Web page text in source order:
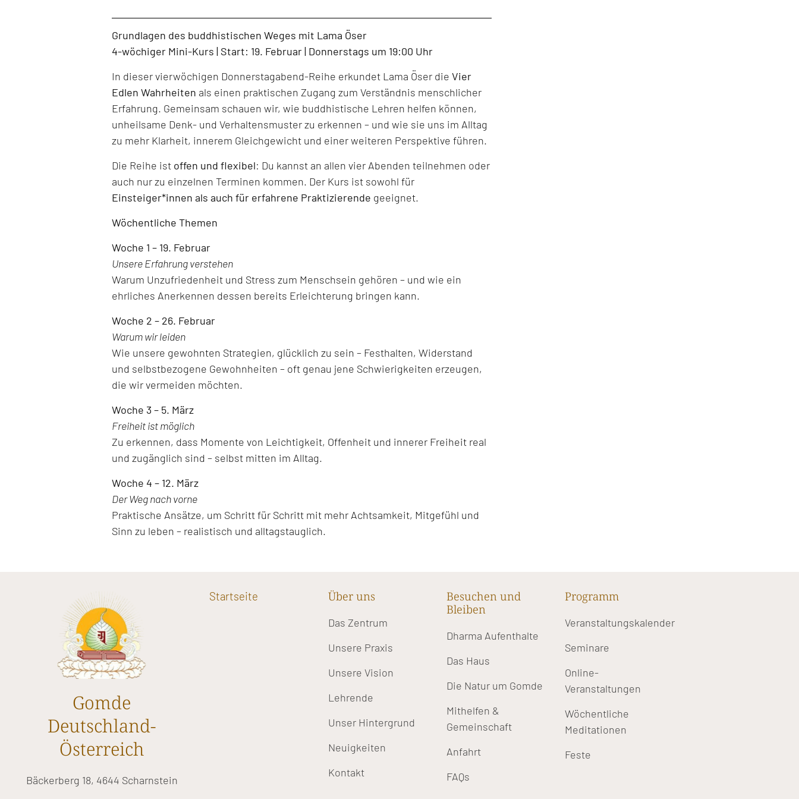
Grundlagen des buddhistischen Weges mit Lama Öser
4-wöchiger Mini-Kurs | Start: 19. Februar | Donnerstags um 19:00 Uhr
In dieser vierwöchigen Donnerstagabend-Reihe erkundet Lama Öser die Vier
Edlen Wahrheiten als einen praktischen Zugang zum Verständnis menschlicher
Erfahrung. Gemeinsam schauen wir, wie buddhistische Lehren helfen können,
unheilsame Denk- und Verhaltensmuster zu erkennen – und wie sie uns im Alltag
zu mehr Klarheit, innerem Gleichgewicht und einer weiteren Perspektive führen.
Die Reihe ist offen und flexibel: Du kannst an allen vier Abenden teilnehmen oder
auch nur zu einzelnen Terminen kommen. Der Kurs ist sowohl für
Einsteiger*innen als auch für erfahrene Praktizierende geeignet.
Wöchentliche Themen
Woche 1 – 19. Februar
Unsere Erfahrung verstehen
Warum Unzufriedenheit und Stress zum Menschsein gehören – und wie ein
ehrliches Anerkennen dessen bereits Erleichterung bringen kann.
Woche 2 – 26. Februar
Warum wir leiden
Wie unsere gewohnten Strategien, glücklich zu sein – Festhalten, Widerstand
und selbstbezogene Gewohnheiten – oft genau jene Schwierigkeiten erzeugen,
die wir vermeiden möchten.
Woche 3 – 5. März
Freiheit ist möglich
Zu erkennen, dass Momente von Leichtigkeit, Offenheit und innerer Freiheit real
und zugänglich sind – selbst mitten im Alltag.
Woche 4 – 12. März
Der Weg nach vorne
Praktische Ansätze, um Schritt für Schritt mit mehr Achtsamkeit, Mitgefühl und
Sinn zu leben – realistisch und alltagstauglich.
Gomde
Deutschland-
Österreich
Bäckerberg 18, 4644 Scharnstein
Startseite Über uns
Das Zentrum
Unsere Praxis
Unsere Vision
Lehrende
Unser Hintergrund
Neuigkeiten
Kontakt
Besuchen und
Bleiben
Dharma Aufenthalte
Das Haus
Die Natur um Gomde
Mithelfen &
Gemeinschaft
Anfahrt
FAQs
Programm
Veranstaltungskalender
Seminare
Online-
Veranstaltungen
Wöchentliche
Meditationen
Feste